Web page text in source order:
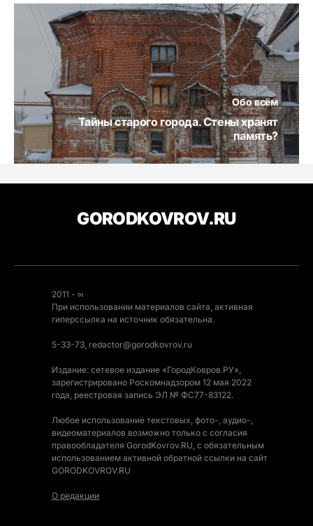
Обо всём
Тайны старого города. Стены хранят
память?
GORODKOVROV.RU
2011 - ∞
При использовании материалов сайта, активная
гиперссылка на источник обязательна.
5-33-73, redactor@gorodkovrov.ru
Издание: сетевое издание «ГородКовров.РУ»,
зарегистрировано Роскомнадзором 12 мая 2022
года, реестровая запись ЭЛ № ФС77-83122.
Любое использование текстовых, фото-, аудио-,
видеоматериалов возможно только с согласия
правообладателя GorodKovrov.RU, с обязательным
использованием активной обратной ссылки на сайт
GORODKOVROV.RU
О редакции